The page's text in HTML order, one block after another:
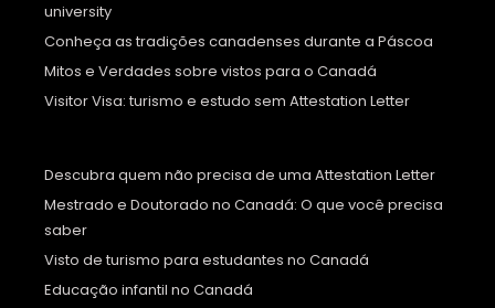
university
Conheça as tradições canadenses durante a Páscoa
Mitos e Verdades sobre vistos para o Canadá
Visitor Visa: turismo e estudo sem Attestation Letter
Descubra quem não precisa de uma Attestation Letter
Mestrado e Doutorado no Canadá: O que você precisa
saber
Visto de turismo para estudantes no Canadá
Educação infantil no Canadá